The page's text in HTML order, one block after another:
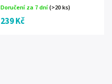
Doručení za 7 dní(>20 ks)
239 Kč